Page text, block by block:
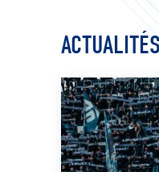
ACTUALITÉS